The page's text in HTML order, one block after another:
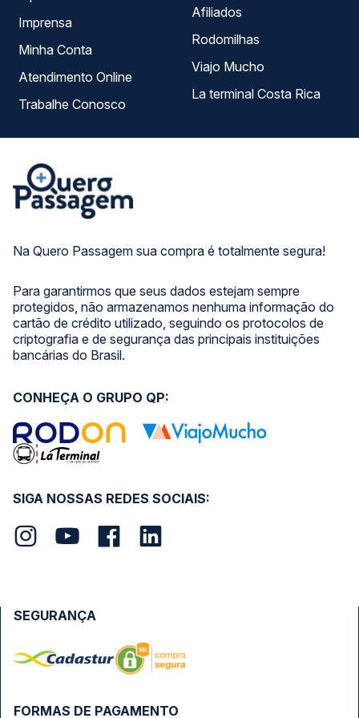
Na Quero Passagem sua compra é totalmente segura!
Para garantirmos que seus dados estejam sempre
protegidos, não armazenamos nenhuma informação do
cartão de crédito utilizado, seguindo os protocolos de
criptografia e de segurança das principais instituições
bancárias do Brasil.
Imprensa
Minha Conta
Atendimento Online
Trabalhe Conosco
Afiliados
Rodomilhas
Viajo Mucho
La terminal Costa Rica
SIGA NOSSAS REDES SOCIAIS:
CONHEÇA O GRUPO QP:
FORMAS DE PAGAMENTO
SEGURANÇA